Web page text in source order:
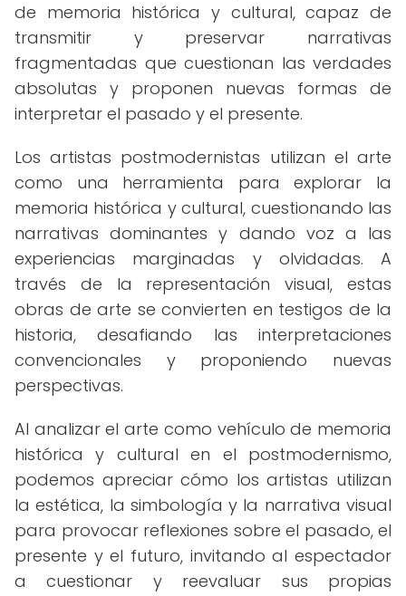
de memoria histórica y cultural, capaz de
transmitir y preservar narrativas
fragmentadas que cuestionan las verdades
absolutas y proponen nuevas formas de
interpretar el pasado y el presente.
Los artistas postmodernistas utilizan el arte
como una herramienta para explorar la
memoria histórica y cultural, cuestionando las
narrativas dominantes y dando voz a las
experiencias marginadas y olvidadas. A
través de la representación visual, estas
obras de arte se convierten en testigos de la
historia, desafiando las interpretaciones
convencionales y proponiendo nuevas
perspectivas.
Al analizar el arte como vehículo de memoria
histórica y cultural en el postmodernismo,
podemos apreciar cómo los artistas utilizan
la estética, la simbología y la narrativa visual
para provocar reflexiones sobre el pasado, el
presente y el futuro, invitando al espectador
a cuestionar y reevaluar sus propias